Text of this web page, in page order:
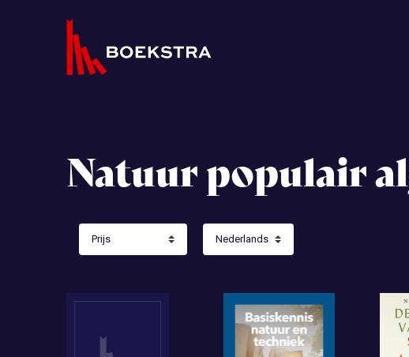
Natuur populair